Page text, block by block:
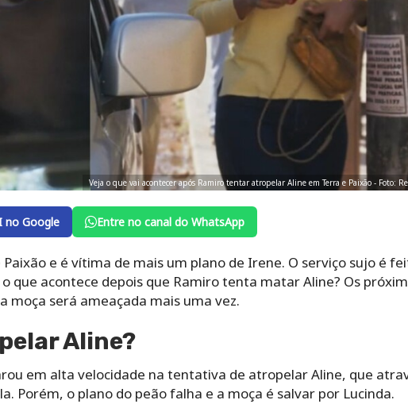
Veja o que vai acontecer após Ramiro tentar atropelar Aline em Terra e Paixão - Foto:
no Google Entre no canal do WhatsApp
e é vítima de mais um plano de Irene. O serviço sujo é
que acontece depois que Ramiro tenta matar Aline? Os
moça será ameaçada mais uma vez.
Aline?
em alta velocidade na tentativa de atropelar Aline, que
Porém, o plano do peão falha e a moça é salvar por Lucinda.